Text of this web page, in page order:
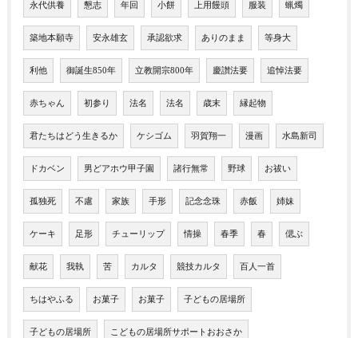
永代供養 懇志 年回 小餅 上用饅頭 服装 蝋燭
築地本願寺 安永雄玄 承認欲求 ありのまま 等身大
利他 御誕生850年 立教開宗800年 慶讃法要 追悼法要
赤ちゃん 初参り 法名 法名 歳末 縁起物
君たちはどう生きるか ケシゴム 羽賀翔一 漫画 水島新司
ドカベン 男どアホウ甲子園 諸行無常 野球 お祓い
孤独死 不慮 家族 手形 記念念珠 赤飯 姉妹
ケーキ 足形 チューリップ 情操 春季 春 偲ぶ
献花 我執 苦 カルタ 競技カルタ 百人一首
ちはやふる お菓子 お菓子 子どもの居場所
子どもの居場所 こどもの居場所サポートおおさか